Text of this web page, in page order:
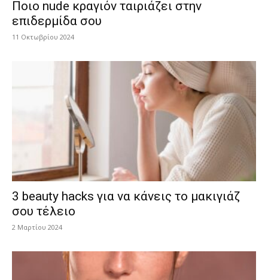
Ποιο nude κραγιόν ταιριάζει στην
επιδερμίδα σου
11 Οκτωβρίου 2024
3 beauty hacks για να κάνεις το μακιγιάζ
σου τέλειο
2 Μαρτίου 2024